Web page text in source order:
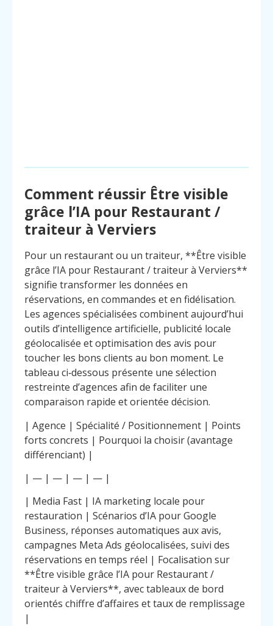
Comment réussir Être visible
grâce l’IA pour Restaurant /
traiteur à Verviers
Pour un restaurant ou un traiteur, **Être visible
grâce l’IA pour Restaurant / traiteur à Verviers**
signifie transformer les données en
réservations, en commandes et en fidélisation.
Les agences spécialisées combinent aujourd’hui
outils d’intelligence artificielle, publicité locale
géolocalisée et optimisation des avis pour
toucher les bons clients au bon moment. Le
tableau ci‑dessous présente une sélection
restreinte d’agences afin de faciliter une
comparaison rapide et orientée décision.
| Agence | Spécialité / Positionnement | Points
forts concrets | Pourquoi la choisir (avantage
différenciant) |
| — | — | — | — |
| Media Fast | IA marketing locale pour
restauration | Scénarios d’IA pour Google
Business, réponses automatiques aux avis,
campagnes Meta Ads géolocalisées, suivi des
réservations en temps réel | Focalisation sur
**Être visible grâce l’IA pour Restaurant /
traiteur à Verviers**, avec tableaux de bord
orientés chiffre d’affaires et taux de remplissage
|